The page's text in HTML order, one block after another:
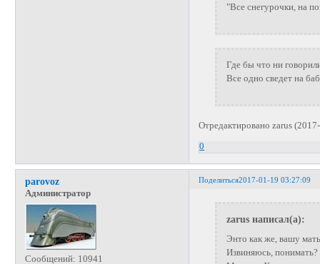
"Все снегурочки, на
Где бы что ни
Все одно сведет на
Отредактировано zarus
0
Поделиться2017-01-19 03:27:09
parovoz
Администратор
Сообщений: 10941
zarus написал(а):
Энто как же, вашу
Извиняюсь, понимать?